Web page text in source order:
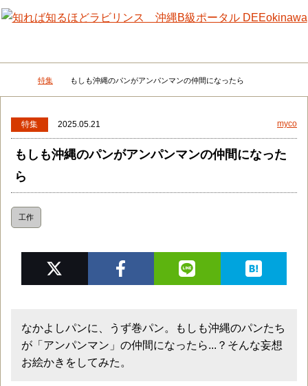
メニュー 検
DEEokinawaトップ
特集 もしも沖縄のパンがアンパンマンの仲間になったら
特集 2025.05.21 myco
もしも沖縄のパンがアンパンマンの仲間になった
ら
工作
なかよしパンに、うず巻パン。もしも沖縄のパンたち
が「アンパンマン」の仲間になったら...？そんな妄想
お絵かきをしてみた。